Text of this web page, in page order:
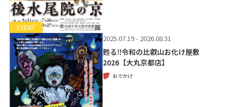
EVENT
2025.07.19 - 2026.08.31
甦る‼令和の比叡山お化け屋敷
2026【大丸京都店】
おでかけ